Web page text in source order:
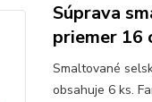
Súprava
priemer 16
Smaltované
obsahuje 6 ks.